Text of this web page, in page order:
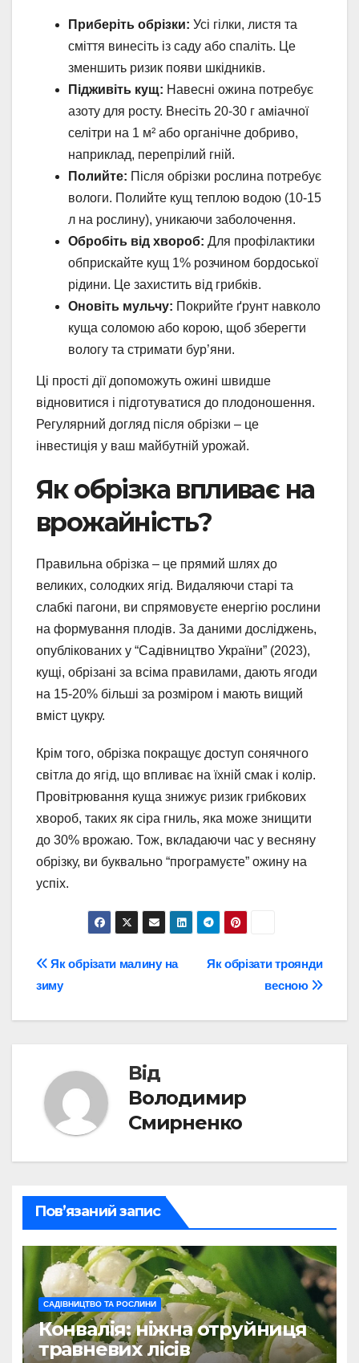
Приберіть обрізки: Усі гілки, листя та
сміття винесіть із саду або спаліть. Це
зменшить ризик появи шкідників.
Підживіть кущ: Навесні ожина потребує
азоту для росту. Внесіть 20-30 г аміачної
селітри на 1 м² або органічне добриво,
наприклад, перепрілий гній.
Полийте: Після обрізки рослина потребує
вологи. Полийте кущ теплою водою (10-15
л на рослину), уникаючи заболочення.
Обробіть від хвороб: Для профілактики
обприскайте кущ 1% розчином бордоської
рідини. Це захистить від грибків.
Оновіть мульчу: Покрийте ґрунт навколо
куща соломою або корою, щоб зберегти
вологу та стримати бур’яни.
Ці прості дії допоможуть ожині швидше
відновитися і підготуватися до плодоношення.
Регулярний догляд після обрізки – це
інвестиція у ваш майбутній урожай.
Як обрізка впливає на
врожайність?
Правильна обрізка – це прямий шлях до
великих, солодких ягід. Видаляючи старі та
слабкі пагони, ви спрямовуєте енергію рослини
на формування плодів. За даними досліджень,
опублікованих у “Садівництво України” (2023),
кущі, обрізані за всіма правилами, дають ягоди
на 15-20% більші за розміром і мають вищий
вміст цукру.
Крім того, обрізка покращує доступ сонячного
світла до ягід, що впливає на їхній смак і колір.
Провітрювання куща знижує ризик грибкових
хвороб, таких як сіра гниль, яка може знищити
до 30% врожаю. Тож, вкладаючи час у весняну
обрізку, ви буквально “програмуєте” ожину на
успіх.
Навігація
записів
Як обрізати троянди
весною
Як обрізати малину на
зиму
Від
Володимир
Смирненко
Пов’язаний запис
САДІВНИЦТВО ТА РОСЛИНИ
Конвалія: ніжна отруйниця
травневих лісів